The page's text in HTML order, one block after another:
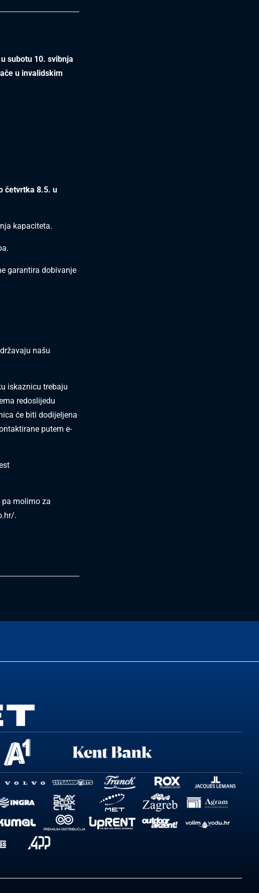
subotu 10. svibnja
u invalidskim
četvrtka 8.5. u
kapaciteta.
garantira dobivanje
našu
iskaznicu trebaju
redoslijedu
će biti dodijeljena
putem e-
molimo za
.